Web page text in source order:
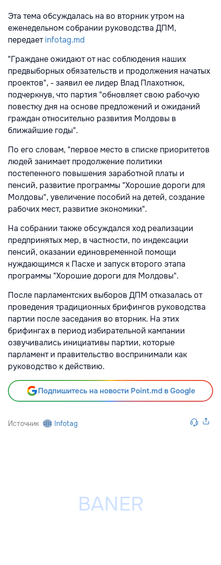
Эта тема обсуждалась на во вторник утром на
еженедельном собрании руководства ДПМ,
передаетinfotag.md
"Граждане ожидают от нас соблюдения наших
предвыборных обязательств и продолжения начатых
проектов", - заявил ее лидер Влад Плахотнюк,
подчеркнув, что партия "обновляет свою рабочую
повестку дня на основе предложений и ожиданий
граждан относительно развития Молдовы в
ближайшие годы".
По его словам, "первое место в списке приоритетов
людей занимает продолжение политики
постепенного повышения заработной платы и
пенсий, развитие программы "Хорошие дороги для
Молдовы", увеличение пособий на детей, создание
рабочих мест, развитие экономики".
На собрании также обсуждался ход реализации
предпринятых мер, в частности, по индексации
пенсий, оказании единовременной помощи
нуждающимся к Пасхе и запуск второго этапа
программы "Хорошие дороги для Молдовы".
После парламентских выборов ДПМ отказалась от
проведения традиционных брифингов руководства
партии после заседания во вторник. На этих
брифингах в период избирательной кампании
озвучивались инициативы партии, которые
парламент и правительство воспринимали как
руководство к действию.
Подпишитесь на новости Point.md в Google
Источник Infotag